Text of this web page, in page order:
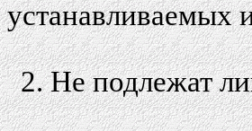
устанавливаемых
2. Не подлежат